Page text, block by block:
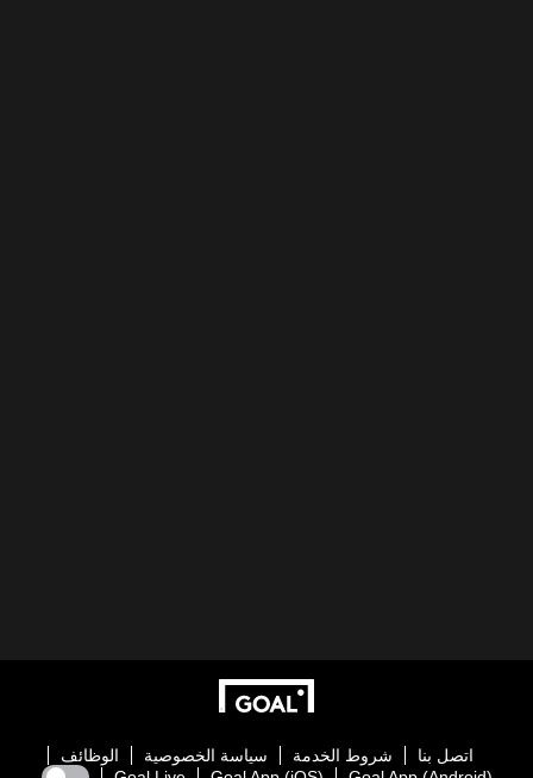
اتصل بنا شروط الخدمة سياسة الخصوصية
الوظائف